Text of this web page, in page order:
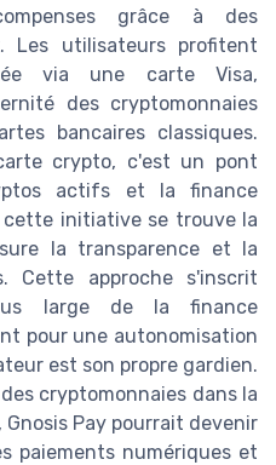
grâce à des
Les utilisateurs profitent
via une carte Visa,
des cryptomonnaies
bancaires classiques.
crypto, c'est un pont
actifs et la finance
initiative se trouve la
la transparence et la
Cette approche s'inscrit
large de la finance
pour une autonomisation
est son propre gardien.
cryptomonnaies dans la
Pay pourrait devenir
paiements numériques et